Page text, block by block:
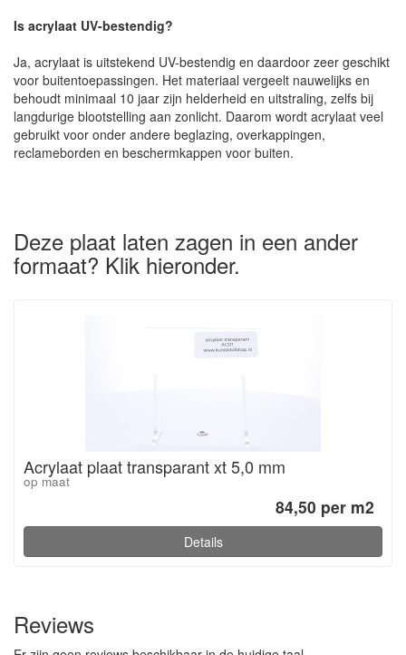
Is acrylaat UV-bestendig?
Ja, acrylaat is uitstekend UV-bestendig en daardoor zeer geschikt
voor buitentoepassingen. Het materiaal vergeelt nauwelijks en
behoudt minimaal 10 jaar zijn helderheid en uitstraling, zelfs bij
langdurige blootstelling aan zonlicht. Daarom wordt acrylaat veel
gebruikt voor onder andere beglazing, overkappingen,
reclameborden en beschermkappen voor buiten.
Deze plaat laten zagen in een ander
formaat? Klik hieronder.
Acrylaat plaat transparant xt 5,0 mm
op maat
84,50 per m2
Details
Reviews